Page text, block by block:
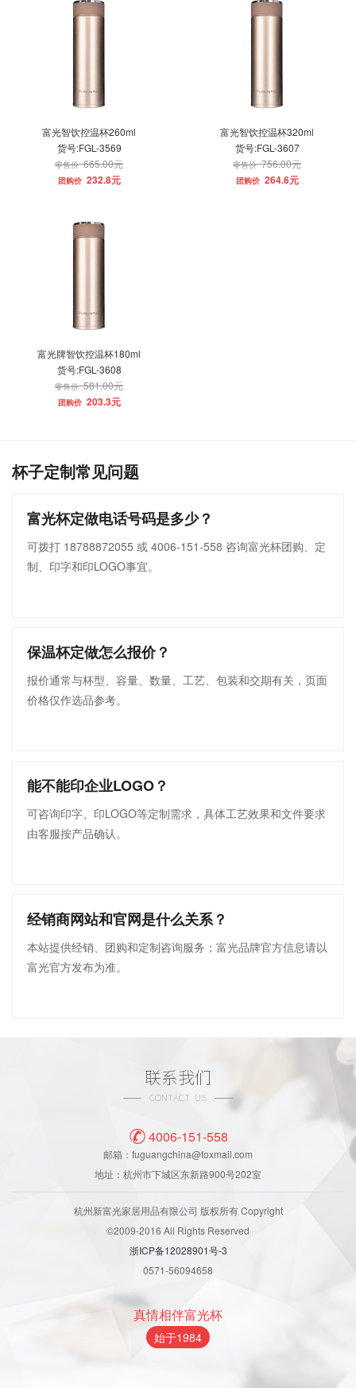
富光智饮控温杯260ml
货号:FGL-3569
零售价665.00元
团购价232.8元
富光智饮控温杯320ml
货号:FGL-3607
零售价756.00元
团购价264.6元
富光牌智饮控温杯180ml
货号:FGL-3608
零售价581.00元
团购价203.3元
杯子定制常见问题
富光杯定做电话号码是多少？
可拨打 18788872055 或 4006-151-558 咨询富光杯团购、定
制、印字和印LOGO事宜。
保温杯定做怎么报价？
报价通常与杯型、容量、数量、工艺、包装和交期有关，页面
价格仅作选品参考。
能不能印企业LOGO？
可咨询印字、印LOGO等定制需求，具体工艺效果和文件要求
由客服按产品确认。
经销商网站和官网是什么关系？
本站提供经销、团购和定制咨询服务；富光品牌官方信息请以
富光官方发布为准。
联系我们
CONTACT US
4006-151-558
邮箱：fuguangchina@foxmail.com
地址：杭州市下城区东新路900号202室
杭州新富光家居用品有限公司 版权所有 Copyright
©2009-2016 All Rights Reserved
浙ICP备12028901号-3
0571-56094658
真情相伴富光杯
始于1984